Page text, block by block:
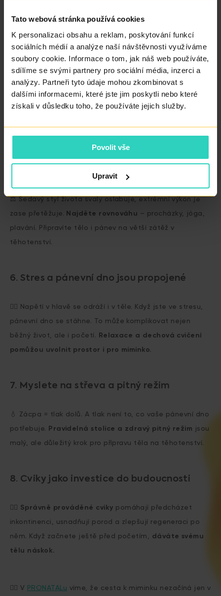
Tato webová stránka používá cookies
K personalizaci obsahu a reklam, poskytování funkcí
sociálních médií a analýze naší návštěvnosti využíváme
soubory cookie. Informace o tom, jak náš web používáte,
sdílíme se svými partnery pro sociální média, inzerci a
analýzy. Partneři tyto údaje mohou zkombinovat s
dalšími informacemi, které jste jim poskytli nebo které
získali v důsledku toho, že používáte jejich služby.
Povolit vše
Upravit
4. Dech a pohyb
🧘‍♀️ Dech a pánevní dno jdou ruku v ruce. Při výdechu
svaly zapojte, při nádechu je nechte uvolnit. V
klíčemk hladšímu porodu.
⚖️ Sedavý styl života svaly oslabuje, extrémní výkon je
zase přetěžuje. Najděte rovnováhu – procházky, jóga,
plavání. Připravíte tělo i pánev na větší zátěž v
těhotenství.
6. Stres a pánevní dno jsou propojené
🧘‍♂️ Napětí v hlavě se odráží i v těle. Když jste ve stresu,
pánevní dno se stáhne. To může komplikovat nejen
běžný život, ale i početí. Relaxace a dechová cvičení
pomůžou uvolnit prostor i pro miminko.
7. Myslete na střeva a pitný režim
💧 Zácpa = tlak dolů. A tlak není to, co vaše pánevní dno
potřebuje. Pravidelná stolice a zdravý pitný režim jsou
malý, ale důležitý krok pro přípravu těla na těhotenství.
8. Cviky jako investice do budoucnosti
🏋️‍♀️ Správně prováděné cviky pomáhají předcházet
inkontinenci, usnadňují porod a zlepšují regeneraci po
něm. Když začnete ještě před početím, dáváte svému
tělu náskok.
👩‍⚕️ V PRONATALu víme, že cesta k miminku nezačíná jen v